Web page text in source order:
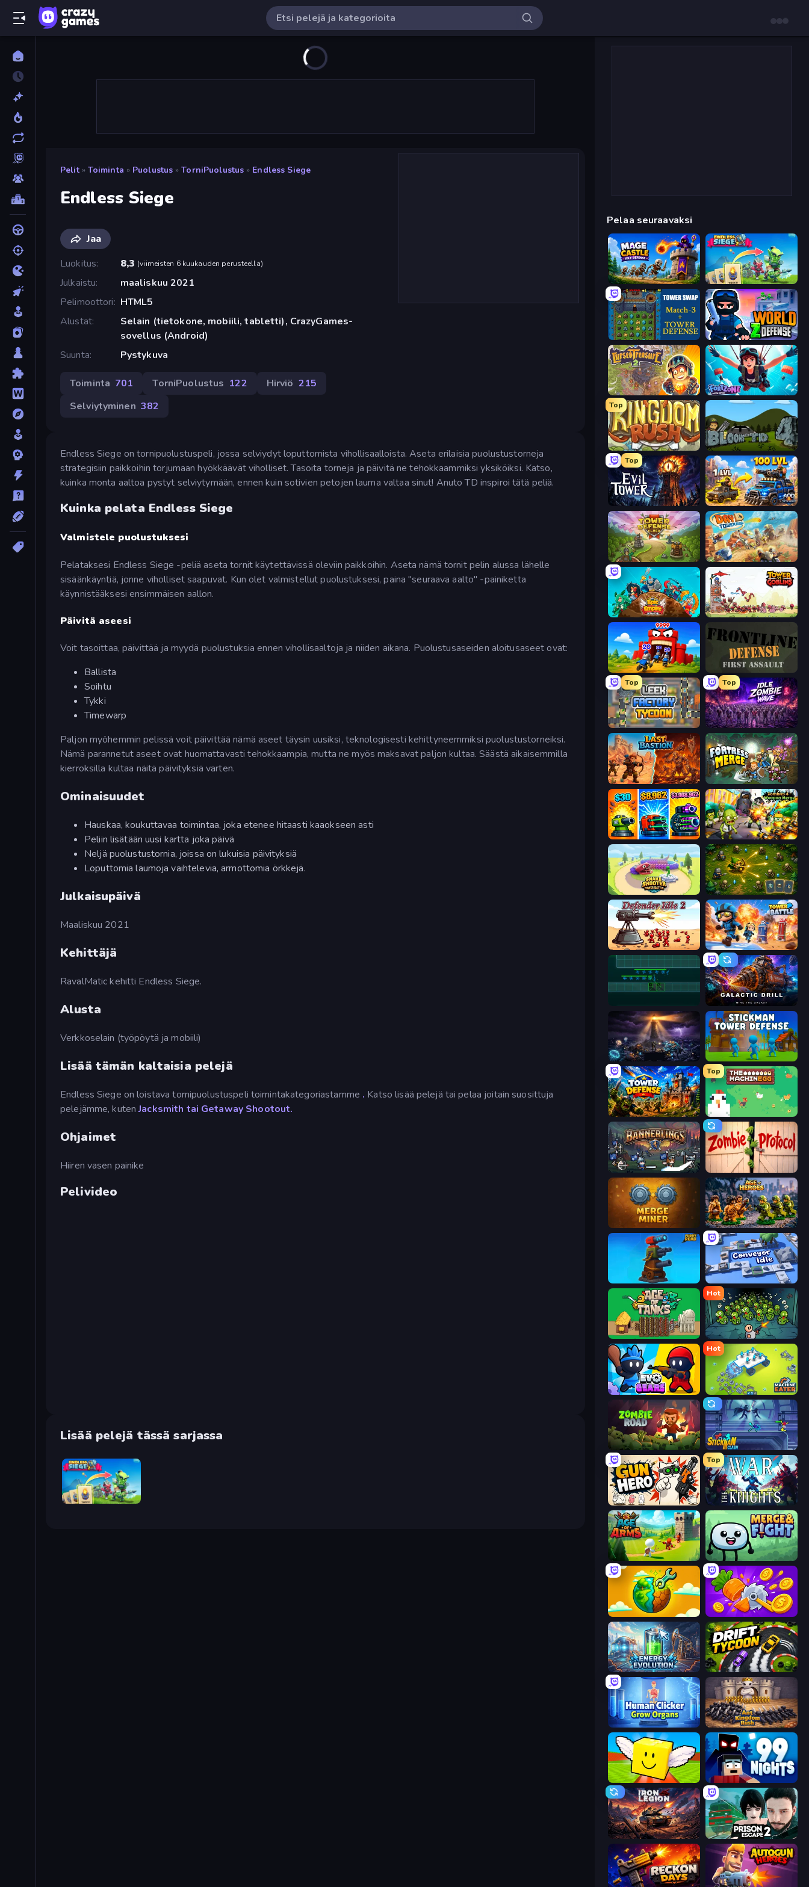
Pelit » Toiminta » Puolustus » TorniPuolustus » Endless Siege
Endless Siege
Jaa
Luokitus
8,3 (viimeisten 6 kuukauden perusteella)
Julkaistu
maaliskuu 2021
Pelimoottori
HTML5
Alustat
Selain (tietokone, mobiili, tabletti), CrazyGames-
sovellus (Android)
Suunta
Pystykuva
Toiminta 701 TorniPuolustus 122 Hirviö 215
Selviytyminen 382
Endless Siege on tornipuolustuspeli, jossa selviydyt loputtomista vihollisaalloista. Aseta erilaisia puolustustorneja
strategisiin paikkoihin torjumaan hyökkäävät viholliset. Tasoita torneja ja päivitä ne tehokkaammiksi yksiköiksi. Katso,
kuinka monta aaltoa pystyt selviytymään, ennen kuin sotivien petojen lauma valtaa sinut! Anuto TD inspiroi tätä peliä.
Kuinka pelata Endless Siege
Valmistele puolustuksesi
Pelataksesi Endless Siege -peliä aseta tornit käytettävissä oleviin paikkoihin. Aseta nämä tornit pelin alussa lähelle
sisäänkäyntiä, jonne viholliset saapuvat. Kun olet valmistellut puolustuksesi, paina "seuraava aalto" -painiketta
käynnistääksesi ensimmäisen aallon.
Päivitä aseesi
Voit tasoittaa, päivittää ja myydä puolustuksia ennen vihollisaaltoja ja niiden aikana. Puolustusaseiden aloitusaseet ovat:
Ballista
Soihtu
Tykki
Timewarp
Paljon myöhemmin pelissä voit päivittää nämä aseet täysin uusiksi, teknologisesti kehittyneemmiksi puolustustorneiksi.
Nämä parannetut aseet ovat huomattavasti tehokkaampia, mutta ne myös maksavat paljon kultaa. Säästä aikaisemmilla
kierroksilla kultaa näitä päivityksiä varten.
Ominaisuudet
Hauskaa, koukuttavaa toimintaa, joka etenee hitaasti kaaokseen asti
Peliin lisätään uusi kartta joka päivä
Neljä puolustustornia, joissa on lukuisia päivityksiä
Loputtomia laumoja vaihtelevia, armottomia örkkejä.
Julkaisupäivä
Maaliskuu 2021
Kehittäjä
RavalMatic kehitti Endless Siege.
Alusta
Verkkoselain (työpöytä ja mobiili)
Lisää tämän kaltaisia pelejä
Endless Siege on loistava tornipuolustuspeli toimintakategoriastamme . Katso lisää pelejä tai pelaa joitain suosittuja
pelejämme, kutenJacksmith tai Getaway Shootout.
Ohjaimet
Hiiren vasen painike
Pelivideo
Lisää pelejä tässä sarjassa
Endless Siege 2
Pelaa seuraavaksi
Mage Castle Idle Defense Endless Siege 2
Tower Swap World Z Defense - Zombie Defense
Cursed Treasure 2 Fortzone Battle Royale
Top
Kingdom Rush Bloons Tower Defense 4
Top
Evil Tower AOD - Art Of Defense
Tower Defense Clash Day D Tower Rush
Epic Empire: Tower Defense Tower vs Goblins
TimeWarriors Frontline Defense
Top
Leek Factory Tycoon
Top
Idle Zombie Wave: Survivors
Last Bastion Fortress Merge
Pumpkin Defense: Merge Cannon Zombies 4 Weapon Merge
Snake Shooter: Tower Battle Tiny Ranger
Defender Idle 2 Tower Battle
Galactic Drill
The Last Lighthouse
Tower Defense
Top
The MachinEGG
Bannerlings Zombie Protocol
Merge Miner Age of Heroes
Furry Road Conveyor Idle
Age of Tanks Warriors: TD War
Hot
Base Defence
Evo Gears
Hot
Machine Eater
Zombie Road Stickman Clash
Gun Hero: Cat Survival
Top
War the Knights
Age Of Arms Merge & Fight
Land Explorers: Merge & Build Farm Ring Idle
Energy Evolution Drift Tycoon
Human Clicker: Grow Organs Ant Kingdom Rush
Lucky Brainrot Blocks Online 99 Nights (Bloxd.io)
Iron Legion Prison Escape 2